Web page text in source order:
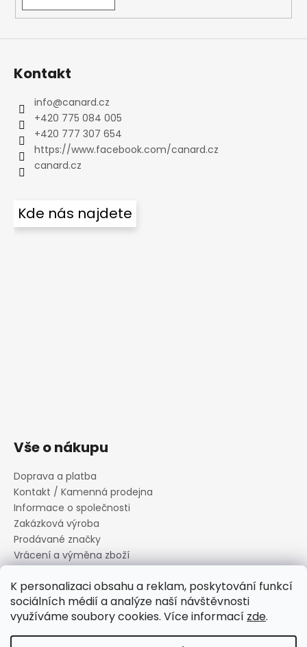
K personalizaci obsahu a reklam, poskytování funkcí
sociálních médií a analýze naší návštěvnosti
využíváme soubory cookies. Více informací zde.
Kontakt
info@canard.cz
+420 775 084 005
+420 777 307 654
https://www.facebook.com/canard.cz
canard.cz
Kde nás najdete
Vše o nákupu
Doprava a platba
Kontakt / Kamenná prodejna
Informace o společnosti
Zakázková výroba
Prodávané značky
Vrácení a výměna zboží
Informace o souborech cookies
Reklamační řád
Obchodní podmínky